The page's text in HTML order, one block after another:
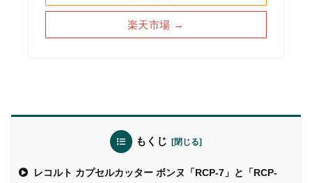
楽天市場 →
もくじ
レコルト カプセルカッター ボンヌ「RCP-7」と「RCP-